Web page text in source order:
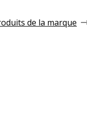
de la marque